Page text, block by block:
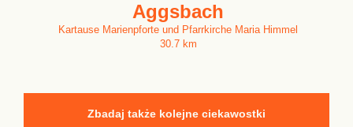
Aggsbach
Kartause Marienpforte und Pfarrkirche Maria Himmel
30.7 km
Zbadaj także kolejne ciekawostki